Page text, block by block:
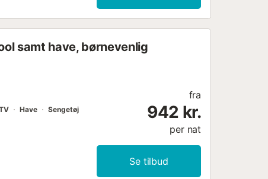
samt have, børnevenlig
Have Sengetøj
fra
942 kr.
per nat
Se tilbud